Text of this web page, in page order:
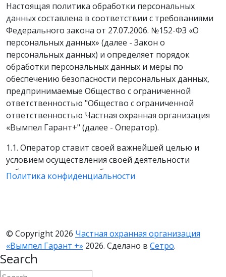
Настоящая политика обработки персональных
данных составлена в соответствии с требованиями
Федерального закона от 27.07.2006. №152-ФЗ «О
персональных данных» (далее - Закон о
персональных данных) и определяет порядок
обработки персональных данных и меры по
обеспечению безопасности персональных данных,
предпринимаемые Общество с ограниченной
ответственностью "Общество с ограниченной
ответственностью Частная охранная организация
«Вымпел Гарант+" (далее - Оператор).
1.1. Оператор ставит своей важнейшей целью и
условием осуществления своей деятельности
соблюдение прав и свобод человека и гражданина
при обработке его персональных данных, в том
1.2. Настоящая политика Оператора в отношении
обработки персональных данных (далее - Политика)
применяется ко всей информации, которую
Оператор может получить о посетителях веб-сайта
Политика конфиденциальности
© Copyright 2026 Частная охранная организация
«Вымпел Гарант +» 2026. Сделано в Сетро.
Search